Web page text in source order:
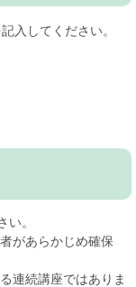
入してください。
い。
があらかじめ確保
連続講座ではありま